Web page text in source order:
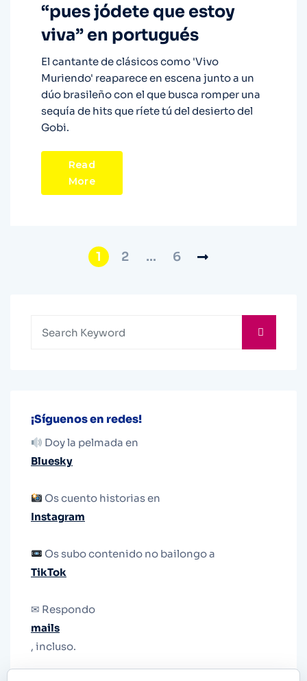
“pues jódete que estoy
viva” en portugués
El cantante de clásicos como 'Vivo
Muriendo' reaparece en escena junto a un
dúo brasileño con el que busca romper una
sequía de hits que ríete tú del desierto del
Gobi.
Read
More
1 2 … 6
¡Síguenos en redes!
Doy la pelmada en
Bluesky
Os cuento historias en
Instagram
Os subo contenido no bailongo a
TikTok
✉ Respondo
mails
, incluso.